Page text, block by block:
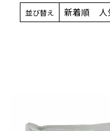
並び替え 新着順 人